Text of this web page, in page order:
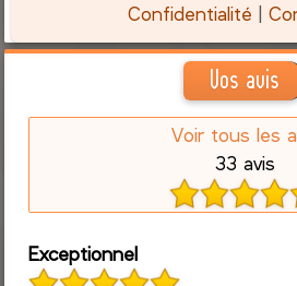
Confidentialité |
Vos avis
Voir tous les
33 avis
Exceptionnel